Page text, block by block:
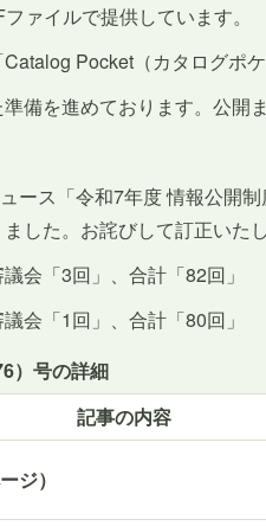
ァイルで提供しています。
Pocket（カタログポ
備を進めております。公開
ース「令和7年度 情報公開
した。お詫びして訂正いた
会「3回」、合計「82回」
会「1回」、合計「80回」
）号の詳細
記事の内容
ジ）